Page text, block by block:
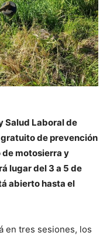
Salud Laboral de
de prevención
de motosierra y
lugar del 3 a 5 de
abierto hasta el
en tres sesiones, los